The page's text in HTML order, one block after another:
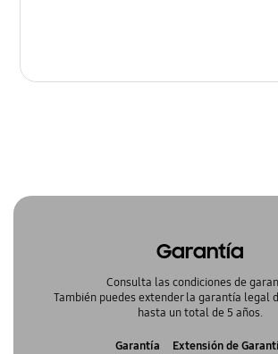
Garantía
Consulta las condiciones de
También puedes extender la garantía legal
hasta un total de 5 años.
Garantía Extensión de